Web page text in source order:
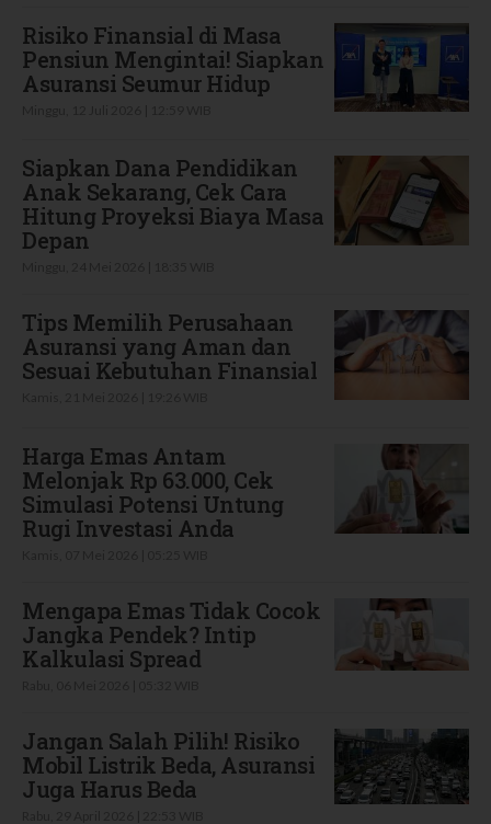
Risiko Finansial di Masa
Pensiun Mengintai! Siapkan
Asuransi Seumur Hidup
Siapkan Dana Pendidikan
Anak Sekarang, Cek Cara
Hitung Proyeksi Biaya Masa
Depan
Tips Memilih Perusahaan
Asuransi yang Aman dan
Sesuai Kebutuhan Finansial
Harga Emas Antam
Melonjak Rp 63.000, Cek
Simulasi Potensi Untung
Rugi Investasi Anda
Mengapa Emas Tidak Cocok
Jangka Pendek? Intip
Kalkulasi Spread
Jangan Salah Pilih! Risiko
Mobil Listrik Beda, Asuransi
Juga Harus Beda